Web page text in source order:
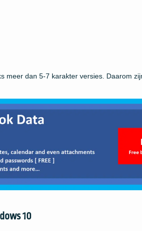
meer dan 5-7 karakter versies. Daarom
10